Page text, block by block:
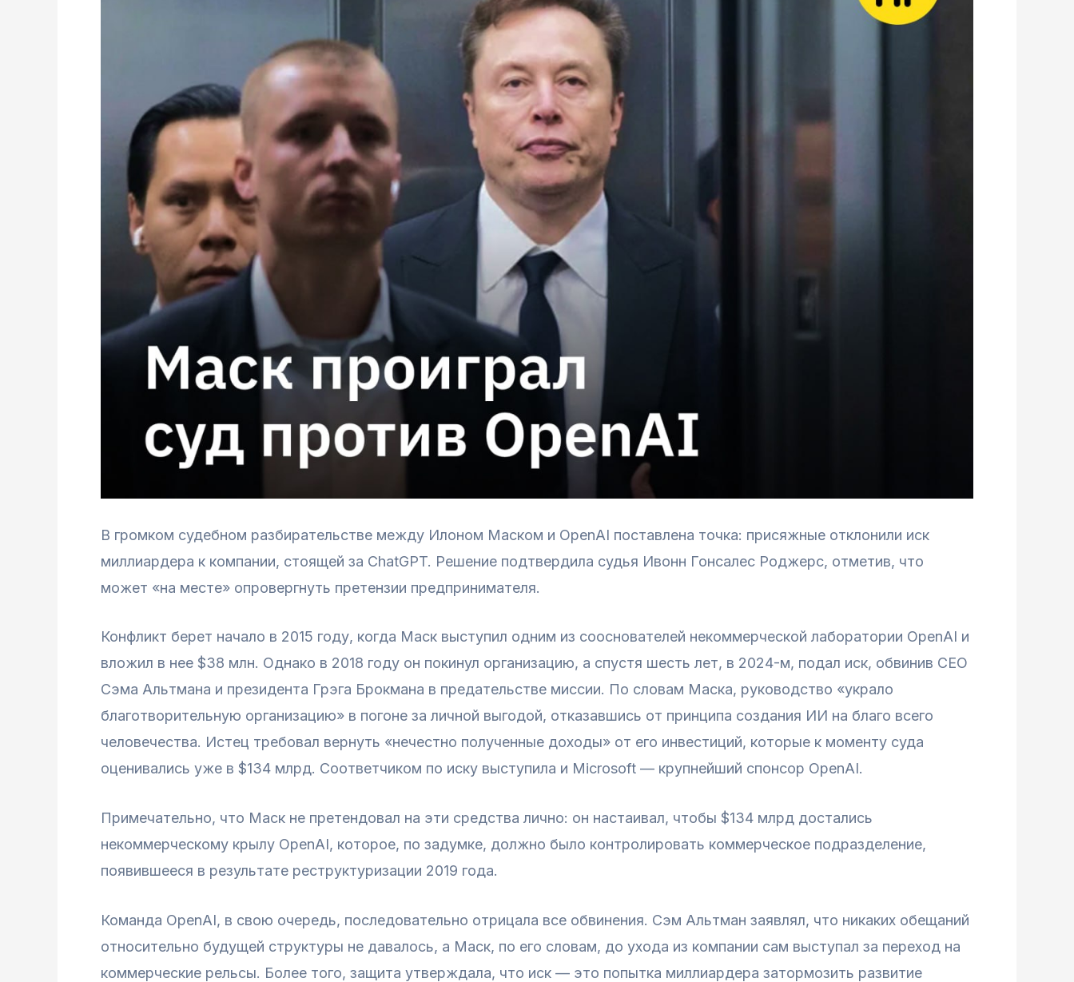
В громком судебном разбирательстве между Илоном Маском и OpenAI поставлена точка: присяжные отклонили иск
миллиардера к компании, стоящей за ChatGPT. Решение подтвердила судья Ивонн Гонсалес Роджерс, отметив, что
может «на месте» опровергнуть претензии предпринимателя.
Конфликт берет начало в 2015 году, когда Маск выступил одним из сооснователей некоммерческой лаборатории OpenAI и
вложил в нее $38 млн. Однако в 2018 году он покинул организацию, а спустя шесть лет, в 2024-м, подал иск, обвинив CEO
Сэма Альтмана и президента Грэга Брокмана в предательстве миссии. По словам Маска, руководство «украло
благотворительную организацию» в погоне за личной выгодой, отказавшись от принципа создания ИИ на благо всего
человечества. Истец требовал вернуть «нечестно полученные доходы» от его инвестиций, которые к моменту суда
оценивались уже в $134 млрд. Соответчиком по иску выступила и Microsoft — крупнейший спонсор OpenAI.
Примечательно, что Маск не претендовал на эти средства лично: он настаивал, чтобы $134 млрд достались
некоммерческому крылу OpenAI, которое, по задумке, должно было контролировать коммерческое подразделение,
появившееся в результате реструктуризации 2019 года.
Команда OpenAI, в свою очередь, последовательно отрицала все обвинения. Сэм Альтман заявлял, что никаких обещаний
относительно будущей структуры не давалось, а Маск, по его словам, до ухода из компании сам выступал за переход на
коммерческие рельсы. Более того, защита утверждала, что иск — это попытка миллиардера затормозить развитие